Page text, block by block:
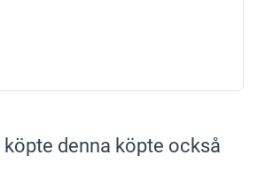
denna köpte också